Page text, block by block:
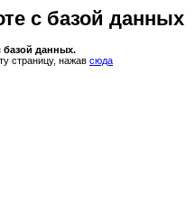
с базой данных
базой данных.
страницу, нажав сюда